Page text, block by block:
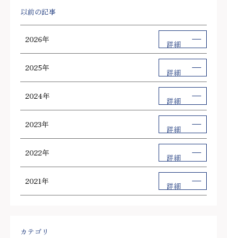
以前の記事
2026年 詳細
2025年 詳細
2024年 詳細
2023年 詳細
2022年 詳細
2021年 詳細
カテゴリ